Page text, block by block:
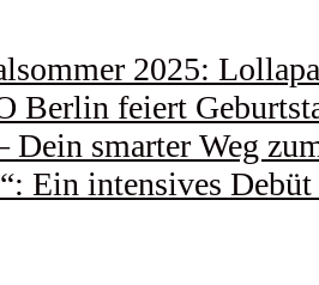
2025:
Berlin feiert
Dein smarter Weg
Ein intensives